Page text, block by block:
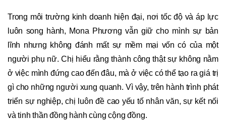
Trong môi trường kinh doanh hiện đại, nơi tốc độ và áp lực
luôn song hành, Mona Phương vẫn giữ cho mình sự bản
lĩnh nhưng không đánh mất sự mềm mại vốn có của một
người phụ nữ. Chị hiểu rằng thành công thật sự không nằm
ở việc mình đứng cao đến đâu, mà ở việc có thể tạo ra giá trị
gì cho những người xung quanh. Vì vậy, trên hành trình phát
triển sự nghiệp, chị luôn đề cao yếu tố nhân văn, sự kết nối
và tinh thần đồng hành cùng cộng đồng.